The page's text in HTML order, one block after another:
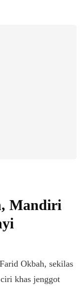
Mandiri
Okbah, sekilas
khas jenggot